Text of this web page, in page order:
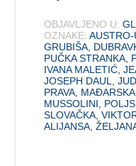
OBJAVLJENO U:
OZNAKE:
GRUBIŠA
PUČKA STRANKA
IVANA MALETIĆ ,
JOSEPH DAUL
,
PRAVA MAĐARSKA
MUSSOLINI
SLOVAČKA ,
ALIJANSA ,